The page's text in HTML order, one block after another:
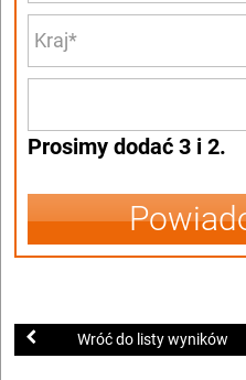
Prosimy dodać 3 i 2.
Wróć do listy wyników